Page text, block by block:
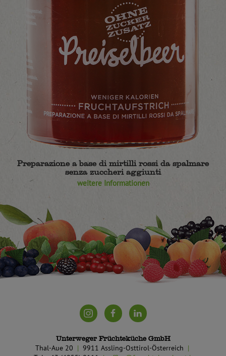
Preparazione a base di mirtilli rossi da spalmare
senza zuccheri aggiunti
weitere Informationen
Unterweger Früchteküche GmbH
Thal-Aue 20
9911 Assling-Osttirol-Österreich